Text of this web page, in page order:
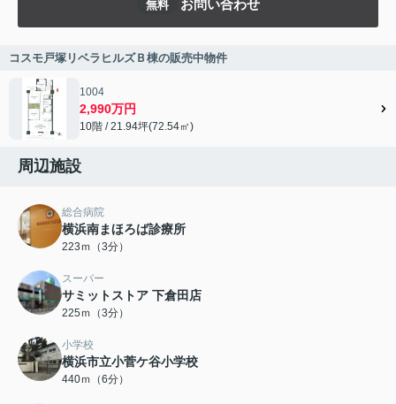
無料 お問い合わせ
コスモ戸塚リベラヒルズＢ棟の販売中物件
1004
2,990万円
10階 / 21.94坪(72.54㎡)
周辺施設
総合病院
横浜南まほろば診療所
223ｍ（3分）
スーパー
サミットストア 下倉田店
225ｍ（3分）
小学校
横浜市立小菅ケ谷小学校
440ｍ（6分）